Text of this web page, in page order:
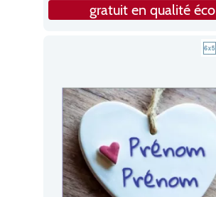
gratuit en qualité éco